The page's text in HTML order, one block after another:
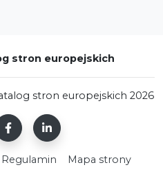
stron europejskich
stron europejskich 2026
Regulamin Mapa strony